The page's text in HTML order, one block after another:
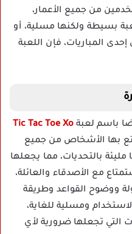
من جميع الأعمار،
بسيطة ولكنها مسلية، أو
المباريات، فإن اللعبة
Tic Tac Toe Xo
بها الأشخاص من جميع
بالتحديات، مما يجعلها
مع الأصدقاء والعائلة،
ووضوح القواعد وطريقة
ومسلية للغاية،
التي تجعلها ضرورية لأي